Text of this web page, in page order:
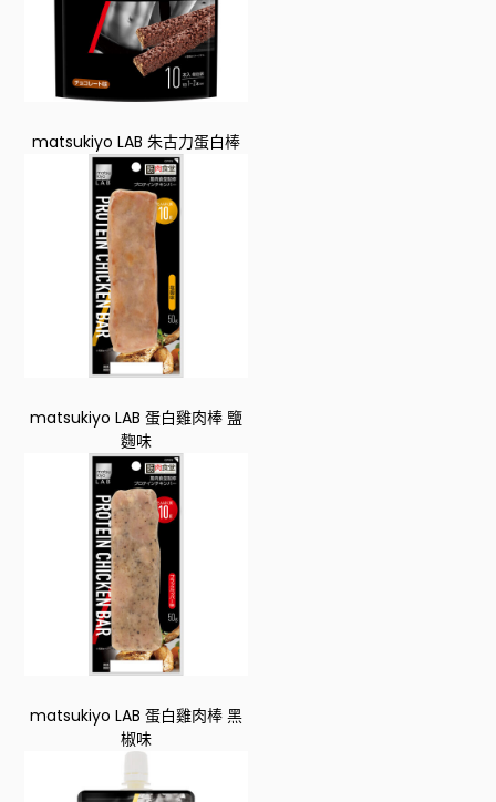
matsukiyo LAB 朱古力蛋白棒
matsukiyo LAB 蛋白雞肉棒 鹽
麴味
matsukiyo LAB 蛋白雞肉棒 黑
椒味